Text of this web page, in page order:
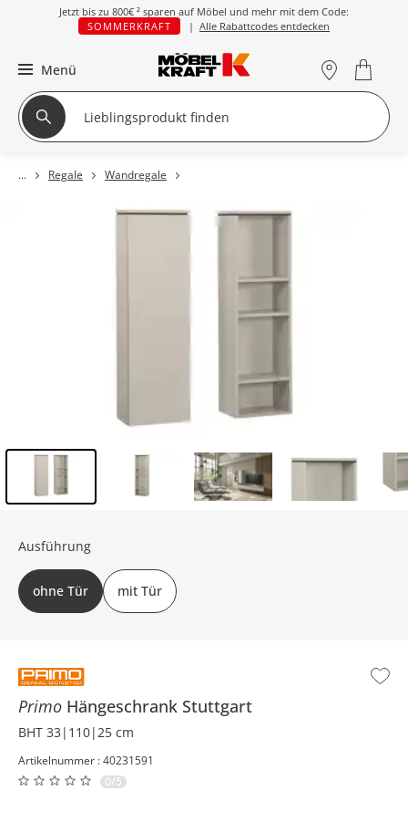
Jetzt bis zu 800€ ² sparen auf Möbel und mehr mit dem Code:
SOMMERKRAFT
| Alle Rabattcodes entdecken
Menü
Regale Wandregale
Primo Hängeschrank Stuttgart
BHT 33|110|25 cm
Artikelnummer : 40231591
0/5
Ausführung
ohne Tür mit Tür